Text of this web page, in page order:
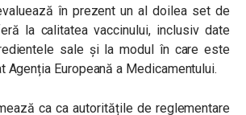
în prezent un al doilea set de
la calitatea vaccinului, inclusiv date
sale și la modul în care este
Agenția Europeană a Medicamentului.
ca ca autoritățile de reglementare